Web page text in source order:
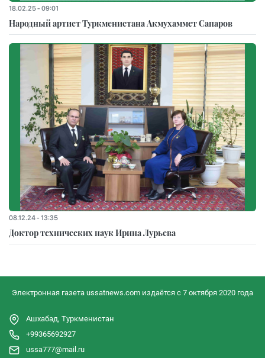
18.02.25 - 09:01
Народный артист Туркменистана Акмухаммет Сапаров
08.12.24 - 13:35
Доктор технических наук Ирина Лурьева
Электронная газета ussatnews.com издаётся с 7 октября 2020 года
Ашхабад, Туркменистан
+99365692927
ussa777@mail.ru